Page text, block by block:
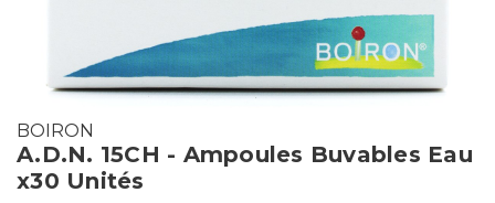
BOIRON
A.D.N. 15CH - Ampoules Buvables Eau
x30 Unités